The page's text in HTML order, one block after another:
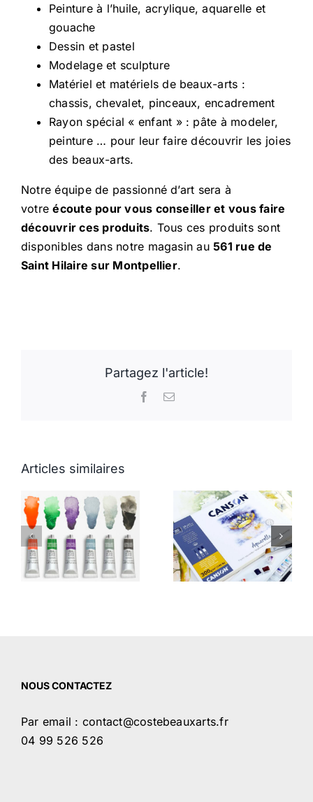
Peintureà l’huile, acrylique, aquarelle et
gouache
Dessin et pastel
Modelage et sculpture
Matériel et matériels de beaux-arts :
chassis, chevalet, pinceaux, encadrement
Rayon spécial « enfant » : pâte à modeler,
peinture … pour leur faire découvrir les joies
des beaux-arts.
Notre équipe de passionné d’art sera à
votreécoute pour vous conseiller et vous faire
découvrir ces produits. Tous ces produits sont
disponibles dans notre magasin au561 rue de
Saint Hilaire sur Montpellier.
Partagez l'article!
Facebook
Email
Articles similaires
Les papiers
Aquarelle
Canson®
AERFLY, le
panneau rigide
ultra-léger
pour vos
maquettes et
travaux
NOUS CONTACTEZ
Par email : contact@costebeauxarts.fr
04 99 526 526